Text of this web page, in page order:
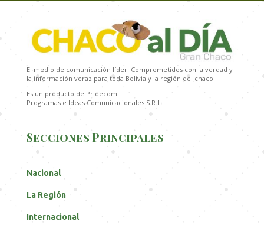
El medio de comunicación líder. Comprometidos con la verdad y
la información veraz para toda Bolivia y la región del chaco.
Es un producto de Pridecom
Programas e Ideas Comunicacionales S.R.L.
Secciones Principales
Nacional
La Región
Internacional